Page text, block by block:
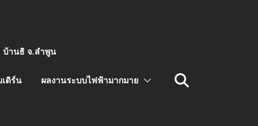
บ้านธิ จ.ลำพูน
ดิร์น ผลงานระบบไฟฟ้ามากมาย